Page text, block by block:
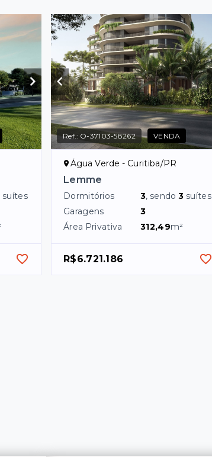
suítes
Ref.: O-37103-58262 VENDA
Água Verde - Curitiba/PR
Lemme
Dormitórios 3, sendo3 suítes
Garagens
3
Área Privativa
312,49m²
R$6.721.186